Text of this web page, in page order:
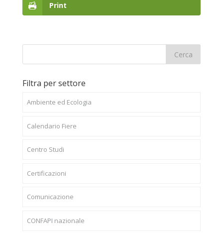
Print
Filtra per settore
Ambiente ed Ecologia
Calendario Fiere
Centro Studi
Certificazioni
Comunicazione
CONFAPI nazionale